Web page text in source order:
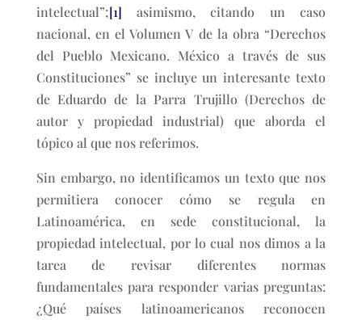
intelectual”;[1] asimismo, citando un caso
nacional, en el Volumen V de la obra “Derechos
del Pueblo Mexicano. México a través de sus
Constituciones” se incluye un interesante texto
de Eduardo de la Parra Trujillo (Derechos de
autor y propiedad industrial) que aborda el
tópico al que nos referimos.
Sin embargo, no identificamos un texto que nos
permitiera conocer cómo se regula en
Latinoamérica, en sede constitucional, la
propiedad intelectual, por lo cual nos dimos a la
tarea de revisar diferentes normas
fundamentales para responder varias preguntas:
¿Qué países latinoamericanos reconocen